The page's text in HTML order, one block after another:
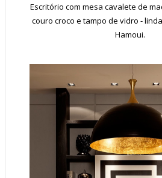
Escritório com mesa cavalete de
couro croco e tampo de vidro -
Hamoui.